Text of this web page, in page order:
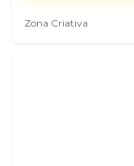
Zona Criativa